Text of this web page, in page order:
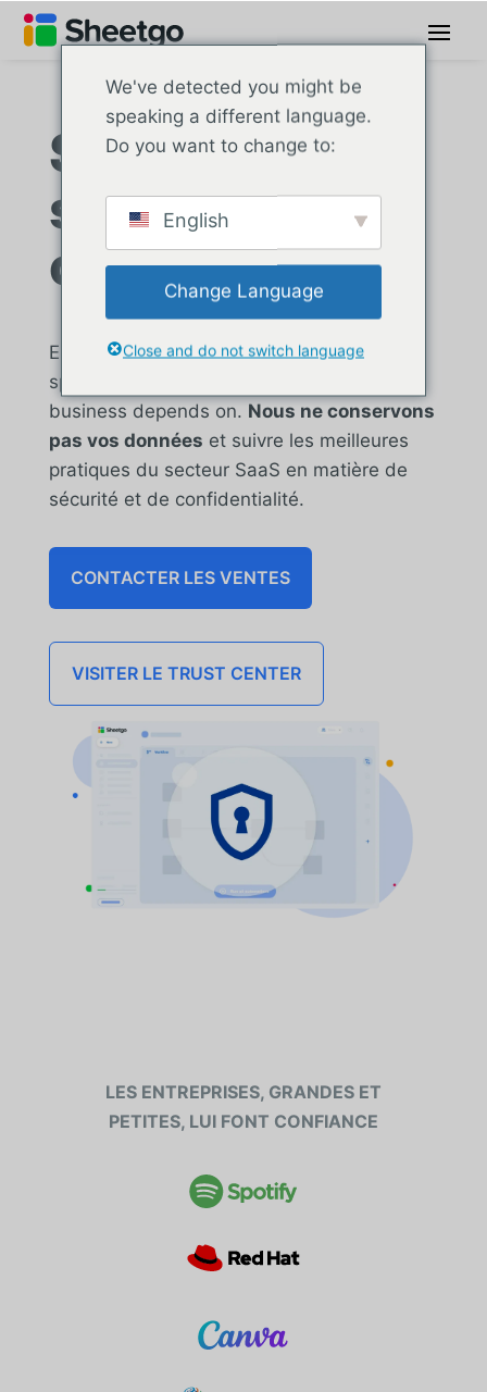
Sheetgo, la
sécurité dès la
conception
Enterprise-grade security for the
spreadsheet data and AI workflows your
business depends on. Nous ne conservons
pas vos données et suivre les meilleures
pratiques du secteur SaaS en matière de
sécurité et de confidentialité.
CONTACTER LES VENTES
VISITER LE TRUST CENTER
LES ENTREPRISES, GRANDES ET
PETITES, LUI FONT CONFIANCE
We've detected you might be
speaking a different language.
Do you want to change to:
English
Change Language
Close and do not switch language